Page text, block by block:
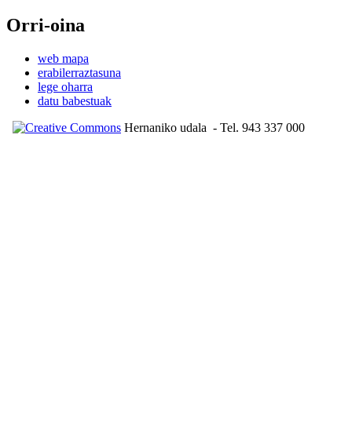
Orri-oina
web mapa
erabilerraztasuna
lege oharra
datu babestuak
Hernaniko udala - Tel. 943 337 000